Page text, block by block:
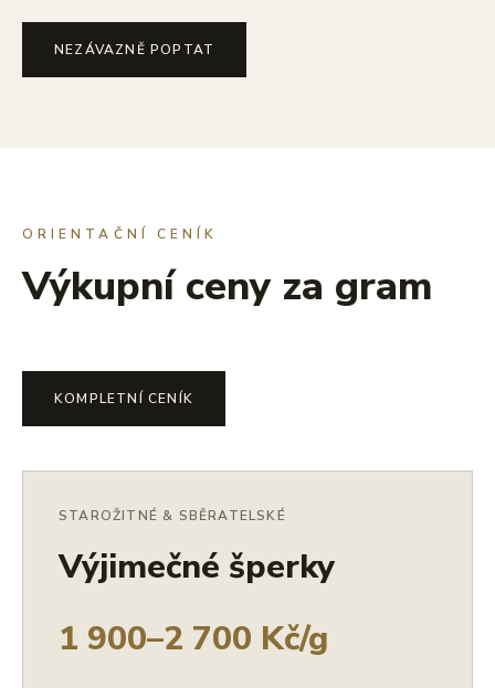
NEZÁVAZNĚ POPTAT
ORIENTAČNÍ CENÍK
Výkupní ceny za gram
KOMPLETNÍ CENÍK
STAROŽITNÉ & SBĚRATELSKÉ
Výjimečné šperky
1 900–2 700 Kč/g